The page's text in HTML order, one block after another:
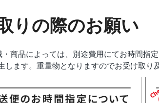
りの際のお願い
商品によっては、別途費用にてお時間指
ます。重量物となりますのでお受け取り